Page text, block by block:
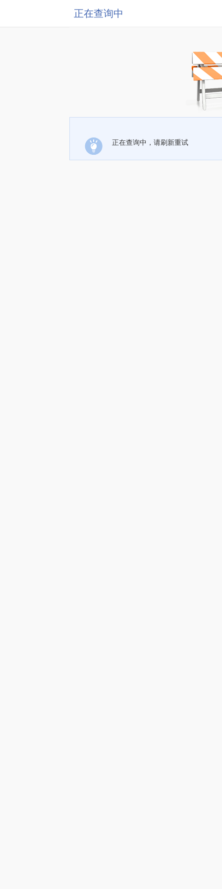
正在查询中
正在查询中，请刷新重试